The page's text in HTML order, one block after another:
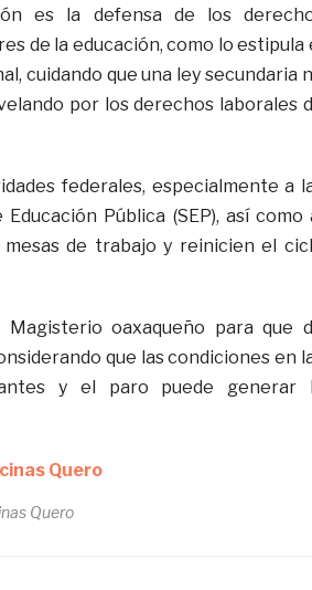
es la defensa de los
de la educación, como lo estipula
cuidando que una ley secundaria
por los derechos laborales
federales, especialmente a
Pública (SEP), así como
de trabajo y reinicien el
Magisterio oaxaqueño para que
que las condiciones en
y el paro puede generar
Quero